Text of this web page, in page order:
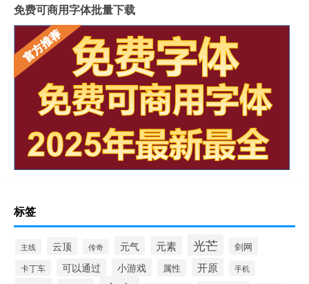
免费可商用字体批量下载
标签
主线 云顶 传奇 元气 元素 光芒 剑网
卡丁车 可以通过 小游戏 属性 开原 手机